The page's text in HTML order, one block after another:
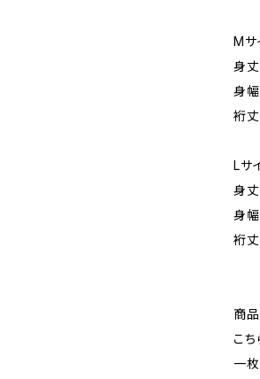
Mサ
身丈
身幅
裄丈
Lサ
身丈
身幅
裄丈
商
こ
一